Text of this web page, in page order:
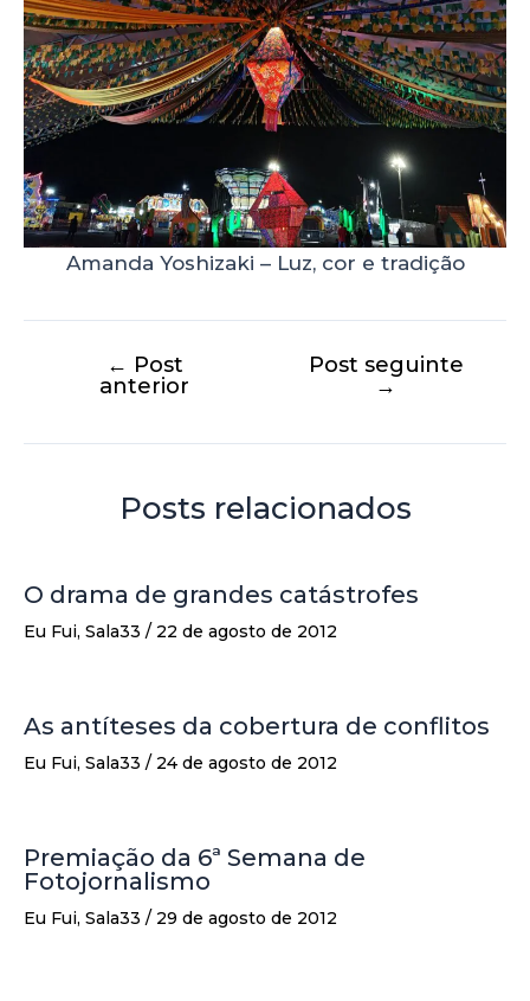
Amanda Yoshizaki – Luz, cor e tradição
← Post
anterior
Post seguinte
→
Posts relacionados
O drama de grandes catástrofes
Eu Fui, Sala33 / 22 de agosto de 2012
As antíteses da cobertura de conflitos
Eu Fui, Sala33 / 24 de agosto de 2012
Premiação da 6ª Semana de
Fotojornalismo
Eu Fui, Sala33 / 29 de agosto de 2012